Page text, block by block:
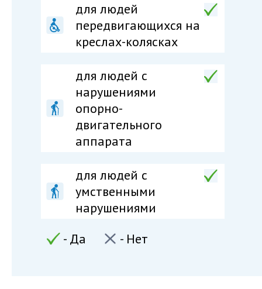
для людей
передвигающихся на
креслах-колясках
для людей c
нарушениями
опорно-
двигательного
аппарата
для людей c
умственными
нарушениями
- Да
- Нет